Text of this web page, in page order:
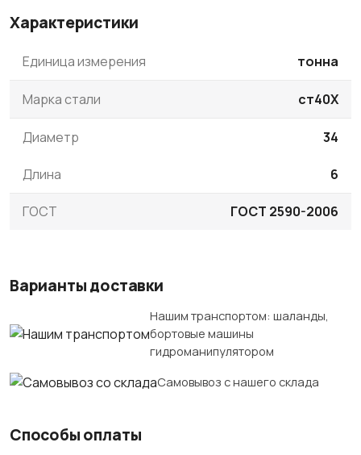
Характеристики
Единица измерения тонна
Марка стали ст40Х
Диаметр 34
Длина 6
ГОСТ ГОСТ 2590-2006
Варианты доставки
Нашим транспортом: шаланды,
бортовые машины
гидроманипулятором
Самовывоз с нашего склада
Способы оплаты